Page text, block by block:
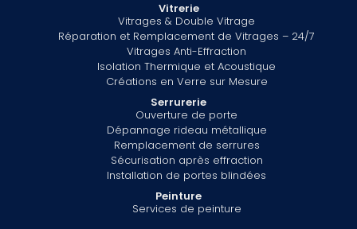
Vitrerie
Vitrages & Double Vitrage
Réparation et Remplacement de Vitrages – 24/7
Vitrages Anti-Effraction
Isolation Thermique et Acoustique
Créations en Verre sur Mesure
Serrurerie
Ouverture de porte
Dépannage rideau métallique
Remplacement de serrures
Sécurisation après effraction
Installation de portes blindées
Peinture
Services de peinture